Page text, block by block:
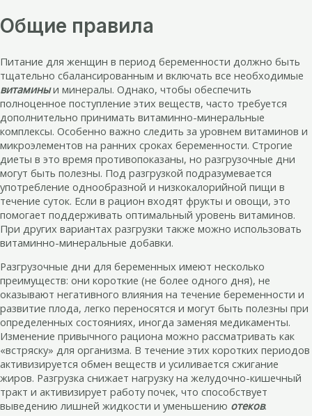
Общие правила
Питание для женщин в период беременности должно быть
тщательно сбалансированным и включать все необходимые
витаминыи минералы. Однако, чтобы обеспечить
полноценное поступление этих веществ, часто требуется
дополнительно принимать витаминно-минеральные
комплексы. Особенно важно следить за уровнем витаминов и
микроэлементов на ранних сроках беременности. Строгие
диеты в это время противопоказаны, но разгрузочные дни
могут быть полезны. Под разгрузкой подразумевается
употребление однообразной и низкокалорийной пищи в
течение суток. Если в рацион входят фрукты и овощи, это
помогает поддерживать оптимальный уровень витаминов.
При других вариантах разгрузки также можно использовать
витаминно-минеральные добавки.
Разгрузочные дни для беременных имеют несколько
преимуществ: они короткие (не более одного дня), не
оказывают негативного влияния на течение беременности и
развитие плода, легко переносятся и могут быть полезны при
определенных состояниях, иногда заменяя медикаменты.
Изменение привычного рациона можно рассматривать как
«встряску» для организма. В течение этих коротких периодов
активизируется обмен веществ и усиливается сжигание
жиров. Разгрузка снижает нагрузку на желудочно-кишечный
тракт и активизирует работу почек, что способствует
выведению лишней жидкости и уменьшению отеков.